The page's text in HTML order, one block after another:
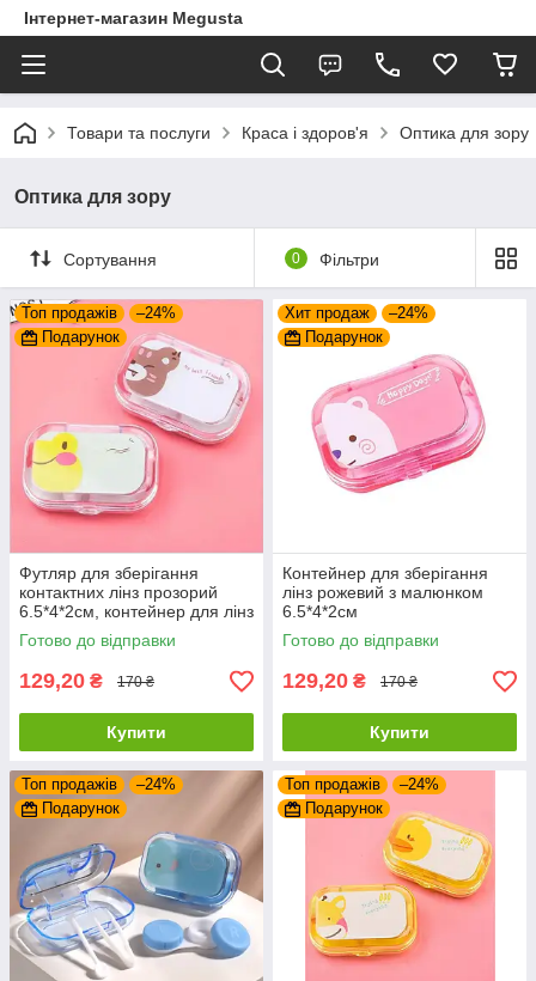
Інтернет-магазин Megusta
Товари та послуги Краса і здоров'я Оптика для зору
Оптика для зору
Сортування 0 Фільтри
Топ продажів
–24%
Подарунок
Футляр для зберігання
контактних лінз прозорий
6.5*4*2см, контейнер для лінз
Готово до відправки
129,20 ₴ 170 ₴
Купити
Хит продаж
–24%
Подарунок
Контейнер для зберігання
лінз рожевий з малюнком
6.5*4*2см
Готово до відправки
129,20 ₴ 170 ₴
Купити
Топ продажів
–24%
Подарунок
Топ продажів
–24%
Подарунок